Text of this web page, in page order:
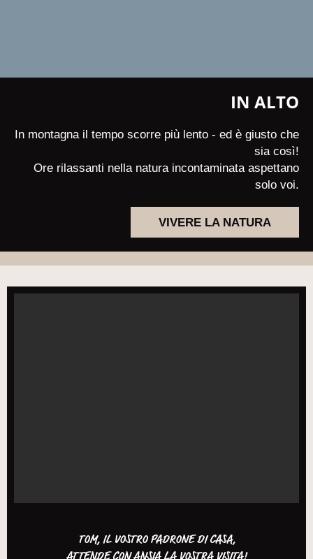
IN ALTO
In montagna il tempo scorre più lento - ed è giusto che
sia così!
Ore rilassanti nella natura incontaminata aspettano
solo voi.
VIVERE LA NATURA
TOM, IL VOSTRO PADRONE DI CASA,
ATTENDE CON ANSIA LA VOSTRA VISITA!